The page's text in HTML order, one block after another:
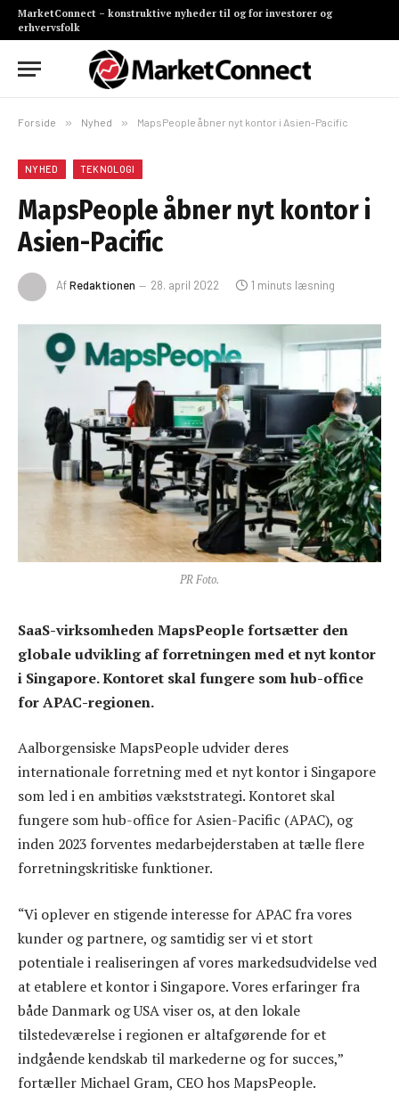
MarketConnect – konstruktive nyheder til og for investorer og
erhvervsfolk
Forside » Nyhed » MapsPeople åbner nyt kontor i Asien-Pacific
NYHED TEKNOLOGI
MapsPeople åbner nyt kontor i
Asien-Pacific
AfRedaktionen 28. april 2022 1 minuts læsning
PR Foto.
SaaS-virksomheden MapsPeople fortsætter den
globale udvikling af forretningen med et nyt kontor
i Singapore. Kontoret skal fungere som hub-office
for APAC-regionen.
Aalborgensiske MapsPeople udvider deres
internationale forretning med et nyt kontor i Singapore
som led i en ambitiøs vækststrategi. Kontoret skal
fungere som hub-office for Asien-Pacific (APAC), og
inden 2023 forventes medarbejderstaben at tælle flere
forretningskritiske funktioner.
“Vi oplever en stigende interesse for APAC fra vores
kunder og partnere, og samtidig ser vi et stort
potentiale i realiseringen af vores markedsudvidelse ved
at etablere et kontor i Singapore. Vores erfaringer fra
både Danmark og USA viser os, at den lokale
tilstedeværelse i regionen er altafgørende for et
indgående kendskab til markederne og for succes,”
fortæller Michael Gram, CEO hos MapsPeople.